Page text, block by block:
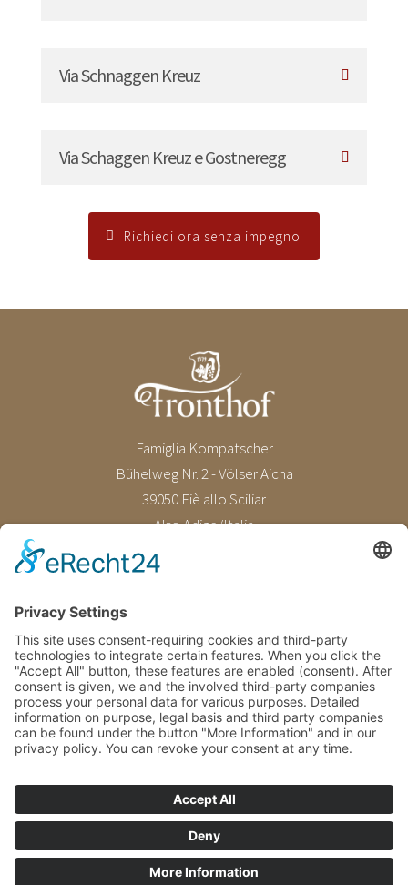
Via Schnaggen Kreuz
Via Schaggen Kreuz e Gostneregg
Richiedi ora senza impegno
Famiglia Kompatscher
Bühelweg Nr. 2 - Völser Aicha
39050 Fiè allo Sciliar
Alto Adige/Italia
E-Mailinfo@fronthof.com
Privacy
powered by